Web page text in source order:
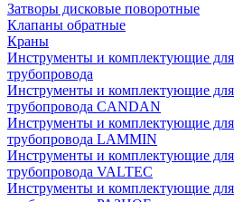
Затворы дисковые поворотные
Клапаны обратные
Краны
Инструменты и комплектующие
трубопровода
Инструменты и комплектующие
трубопровода CANDAN
Инструменты и комплектующие
трубопровода LAMMIN
Инструменты и комплектующие
трубопровода VALTEC
Инструменты и комплектующие